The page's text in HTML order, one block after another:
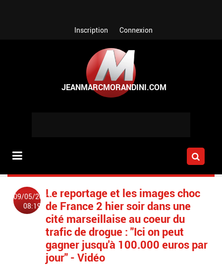
Inscription Connexion
09/05/2023
08:19
Le reportage et les images choc
de France 2 hier soir dans une
cité marseillaise au coeur du
trafic de drogue : "Ici on peut
gagner jusqu'à 100.000 euros par
jour" - Vidéo